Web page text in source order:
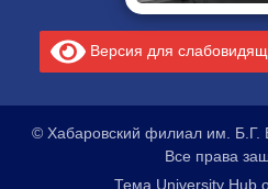
Версия для
© Хабаровский филиал им. Б.Г.
Все права
Тема University Hub